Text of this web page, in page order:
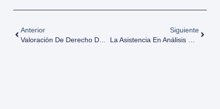
Anterior
Valoración De Derecho De Superficie Sobre Suelo O Parcela
Siguiente